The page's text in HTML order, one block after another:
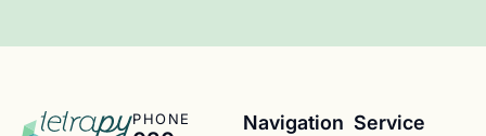
PHONE Navigation Service